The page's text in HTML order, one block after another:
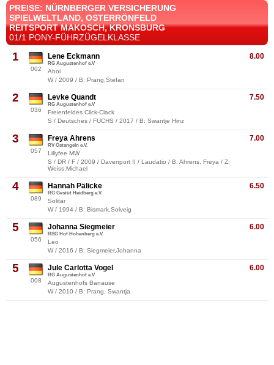
PREISE: NÜRNBERGER VERSICHERUNG
SPIELWELTLAND, OSTERRÖNFELD
REITSPORT MAKOSCH, KRONSBURG
01/1 PONY-FÜHRZÜGELKLASSE
1
002
8.00
Lene Eckmann
RG Augustenhof e.V
Ahoi
W / 2009 / B: Prang,Stefan
2
036
7.50
Levke Quandt
RG Augustenhof e.V
Freienfeldes Click-Clack
S / Deutsches / FUCHS / 2017 / B: Swantje Hinz
3
057
7.00
Freya Ahrens
RV Ostangeln e.V.
Lillyfee MW
S / DR / F / 2009 / Davenport II / Laudatio / B: Ahrens, Freya / Z:
Weiss,Michael
4
089
6.50
Hannah Pälicke
RG Gestüt Heidberg e.V.
Solitär
W / 1994 / B: Bismark,Solveig
5
056
6.00
Johanna Siegmeier
RSG Hof Hohenberg e.V.
Leo
W / 2016 / B: Siegmeier,Johanna
5
008
6.00
Jule Carlotta Vogel
RG Augustenhof e.V
Augustenhofs Banause
W / 2010 / B: Prang, Swantja